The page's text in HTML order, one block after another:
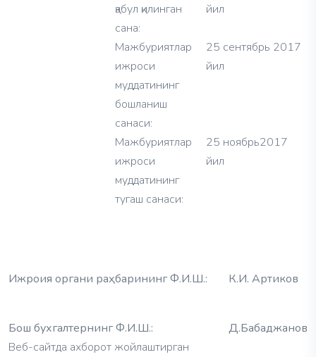
қабул қилинган
сана:
йил
Мажбуриятлар
ижроси
муддатининг
бошланиш
санаси:
25 сентябрь 2017
йил
Мажбуриятлар
ижроси
муддатининг
тугаш санаси:
25 ноябрь2017
йил
Ижроия органи раҳбарининг Ф.И.Ш.:‎ К.И. Артиков
‎Бош бухгалтернинг Ф.И.Ш.:‎
Д.Бабаджанов
‎Веб-сайтда ахборот жойлаштирган